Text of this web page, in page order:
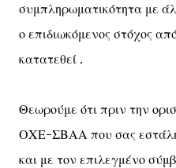
συμπληρωματικότητα με
ο επιδιωκόμενος στόχος
κατατεθεί .
Θεωρούμε ότι πριν την
ΟΧΕ-ΣΒΑΑ που σας
και με τον επιλεγμένο